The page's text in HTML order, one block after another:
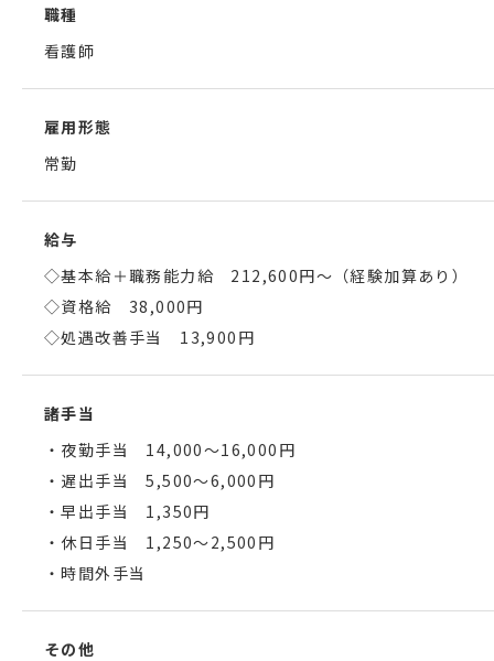
職種
看護師
雇用形態
常勤
給与
◇基本給＋職務能力給 212,600円～（経験加算あり）
◇資格給 38,000円
◇処遇改善手当 13,900円
諸手当
・夜勤手当 14,000～16,000円
・遅出手当 5,500～6,000円
・早出手当 1,350円
・休日手当 1,250～2,500円
・時間外手当
その他